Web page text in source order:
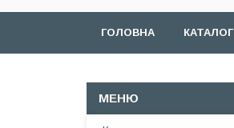
ГОЛОВНА КАТАЛОГ